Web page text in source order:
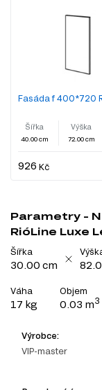
Fasáda f 400*720
Šířka
40.00 cm
Výška
72.00 cm
926 Kč
Parametry -
RióLine Luxe
Šířka
30.00 cm
Váha
17 kg
Objem
0.03 m3
Výrobce:
VIP-master